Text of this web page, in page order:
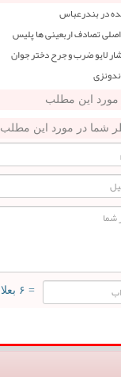
تصادف اربعینی ها پلیس
لایو ضرب و جرح دختر جوان
مورد این مطلب
شما در مورد این مطلب
= ۶ بعلاوه ۳